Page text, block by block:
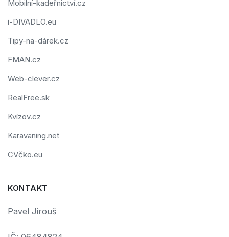
Mobilní-kadeřnictví.cz
i-DIVADLO.eu
Tipy-na-dárek.cz
FMAN.cz
Web-clever.cz
RealFree.sk
Kvízov.cz
Karavaning.net
CVčko.eu
KONTAKT
Pavel Jirouš